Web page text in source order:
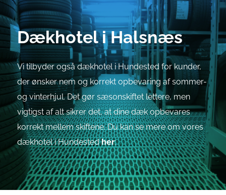
Dækhotel i Halsnæs
Vi tilbyder også dækhotel i Hundested for kunder,
der ønsker nem og korrekt opbevaring af sommer-
og vinterhjul. Det gør sæsonskiftet lettere, men
vigtigst af alt sikrer det, at dine dæk opbevares
korrekt mellem skiftene. Du kan se mere om vores
dækhotel i Hundestedher: